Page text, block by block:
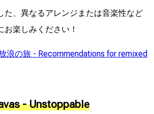
た、異なるアレンジまたは音楽性など
お楽しみください！
浪の旅 - Recommendations for remixed
- Unstoppable